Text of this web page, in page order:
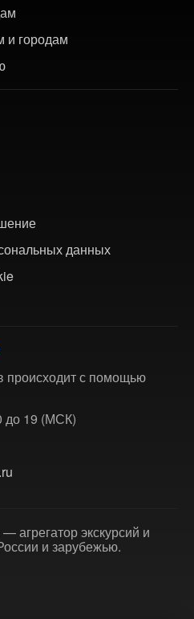
и городам
данных
происходит с помощью
до 19 (МСК)
экскурсий и
и зарубежью.